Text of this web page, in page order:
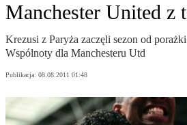
Manchester United z
Krezusi z Paryża zaczęli sezon od
Wspólnoty dla Manchesteru Utd
Publikacja: 08.08.2011 01:48